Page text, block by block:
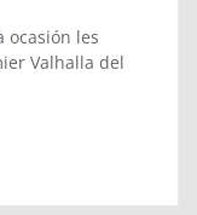
ocasión les
Valhalla del